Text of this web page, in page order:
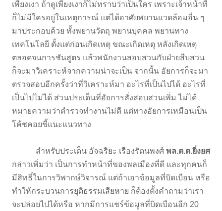
เพียงเงา ถ้าดูเพียงเงาก็ไม่ทราบว่าเป็นใคร เพราะเจ้าหน้าที่
ก็ไม่มีใครอยู่ในเหตุการณ์ แต่ได้อาศัยพยานแวดล้อมอื่น ๆ
มาประกอบด้วย ทั้งพยานวัตถุ พยานบุคคล พยานทาง
เทคโนโลยี ตั้งแต่ก่อนเกิดเหตุ ขณะเกิดเหตุ หลังเกิดเหตุ
ตลอดจนการชันสูตร แล้วพนักงานสอบสวนกับฝ่ายสืบสวน
ก็จะมาวิเคราะห์จากความน่าจะเป็น จากนั้น อัยการก็จะมา
ตรวจสอบอีกครั้งว่าที่วิเคราะห์มา อะไรที่เป็นไปได้ อะไรที่
เป็นไปไม่ได้ ส่วนประเด็นที่อัยการสั่งสอบสวนเพิ่ม ไม่ได้
หมายความว่าตำรวจทำงานไม่ดี แต่ทางอัยการเหมือนเป็น
โค้ชคอยชี้แนะแนวทาง
สำหรับประเด็น อัจฉริยะ เรืองรัตนพงศ์ พล.ต.ต.ยิ่งยศ
กล่าวเพิ่มว่า เป็นการทำหน้าที่ของพลเมืองที่ดี และทุกคนก็
มีสิทธิ์ในการวิพากษ์วิจารณ์ แต่ถ้าเอาข้อมูลที่บิดเบือน หรือ
ทำให้กระบวนการยุติธรรมเสียหาย ก็ต้องตั้งคำถามว่าเรา
จะปล่อยไปได้หรือ หากมีการแชร์ข้อมูลที่บิดเบือนอีก 20